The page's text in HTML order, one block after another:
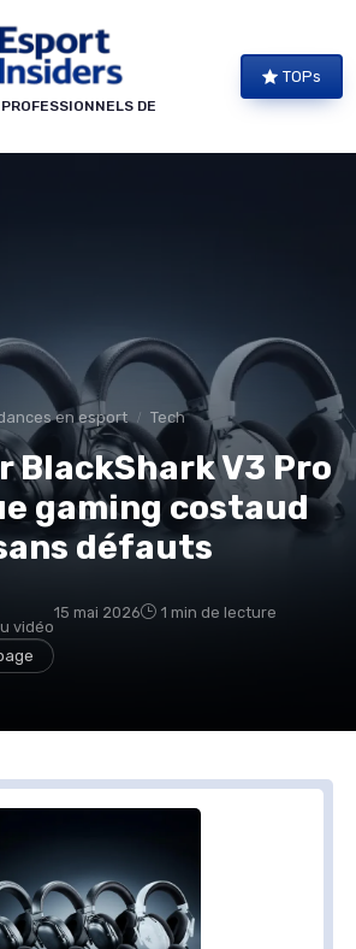
DE
TOPs
en esport Tech
BlackShark V3 Pro
gaming costaud
défauts
vidéo
15 mai 2026 1 min de lecture
cookies